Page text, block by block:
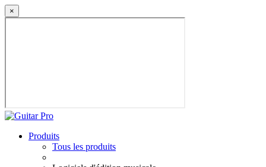
×
Produits
Tous les produits